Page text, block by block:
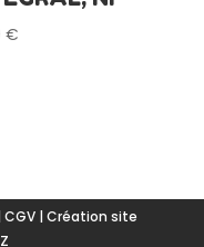
€
CGV| Création site